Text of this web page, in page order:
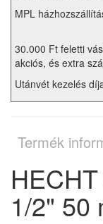
MPL
30.000 Ft feletti
akciós, és extra
Utánvét kezelés
Termék
1/2" 50